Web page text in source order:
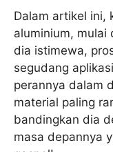
Dalam artikel ini,
aluminium,
dia istimewa,
segudang
perannya dalam
material paling
bandingkan dia
masa depannya